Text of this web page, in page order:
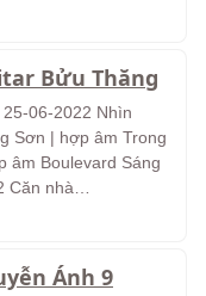
Bửu Thăng
06-2022 Nhìn
Sơn | hợp âm Trong
âm Boulevard Sáng
Căn nhà…
Ánh 9